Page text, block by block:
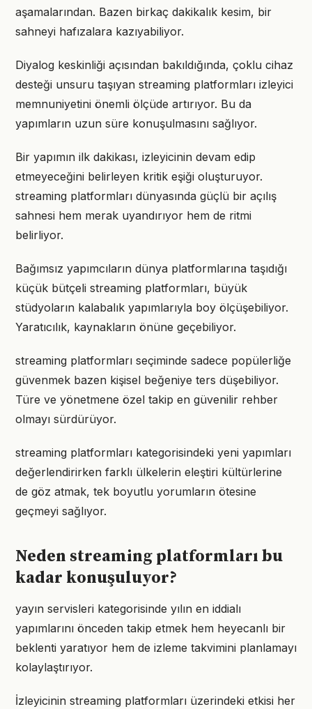
aşamalarından. Bazen birkaç dakikalık kesim, bir
sahneyi hafızalara kazıyabiliyor.
Diyalog keskinliği açısından bakıldığında, çoklu cihaz
desteği unsuru taşıyan streaming platformları izleyici
memnuniyetini önemli ölçüde artırıyor. Bu da
yapımların uzun süre konuşulmasını sağlıyor.
Bir yapımın ilk dakikası, izleyicinin devam edip
etmeyeceğini belirleyen kritik eşiği oluşturuyor.
streaming platformları dünyasında güçlü bir açılış
sahnesi hem merak uyandırıyor hem de ritmi
belirliyor.
Bağımsız yapımcıların dünya platformlarına taşıdığı
küçük bütçeli streaming platformları, büyük
stüdyoların kalabalık yapımlarıyla boy ölçüşebiliyor.
Yaratıcılık, kaynakların önüne geçebiliyor.
streaming platformları seçiminde sadece popülerliğe
güvenmek bazen kişisel beğeniye ters düşebiliyor.
Türe ve yönetmene özel takip en güvenilir rehber
olmayı sürdürüyor.
streaming platformları kategorisindeki yeni yapımları
değerlendirirken farklı ülkelerin eleştiri kültürlerine
de göz atmak, tek boyutlu yorumların ötesine
geçmeyi sağlıyor.
Neden streaming platformları bu
kadar konuşuluyor?
yayın servisleri kategorisinde yılın en iddialı
yapımlarını önceden takip etmek hem heyecanlı bir
beklenti yaratıyor hem de izleme takvimini planlamayı
kolaylaştırıyor.
İzleyicinin streaming platformları üzerindeki etkisi her